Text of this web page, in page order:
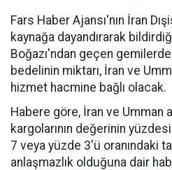
Fars Haber Ajansı'nın İran
kaynağa dayandırarak
Boğazı'ndan geçen
bedelinin miktarı, İran ve
hizmet hacmine bağlı olacak.
Habere göre, İran ve Umman
kargolarının değerinin
7 veya yüzde 3'ü oranındaki
anlaşmazlık olduğuna dair